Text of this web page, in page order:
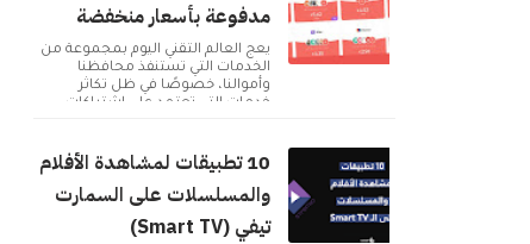
مدفوعة بأسعار منخفضة
يعج العالم التقني اليوم بمجموعة من
الخدمات التي تستنفذ محافظنا
وأموالنا، خصوصًا في ظل تكاثر
خدمات التي تعتمد على اشتراكات
10 تطبيقات لمشاهدة الأفلام
والمسلسلات على السمارت
تيفي (Smart TV)